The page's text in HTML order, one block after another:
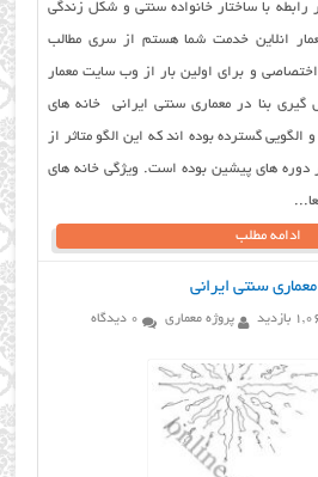
با ساختار خانواده سنتی و شکل زندگی
انلاین خدمت شما هستم از سری مطالب
اختصاصی و برای اولین بار از وب سایت معمار
گیری بنا در معماری سنتی ایرانی خانه های
الگویی گسترده بوده اند که این الگو متاثر از
دوره های پیشین بوده است. ویژگی خانه های
ادامه مطلب
سنتی ایرانی
بازدید پروژه معماری 0 دیدگاه